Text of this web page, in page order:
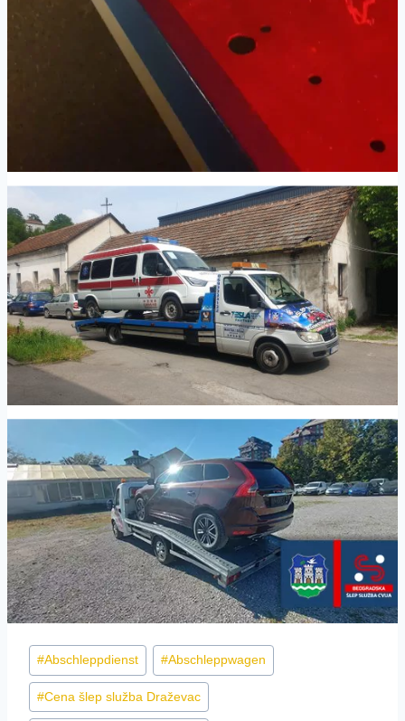
Post
Tags:
#Abschleppdienst #Abschleppwagen
#Cena šlep služba Draževac